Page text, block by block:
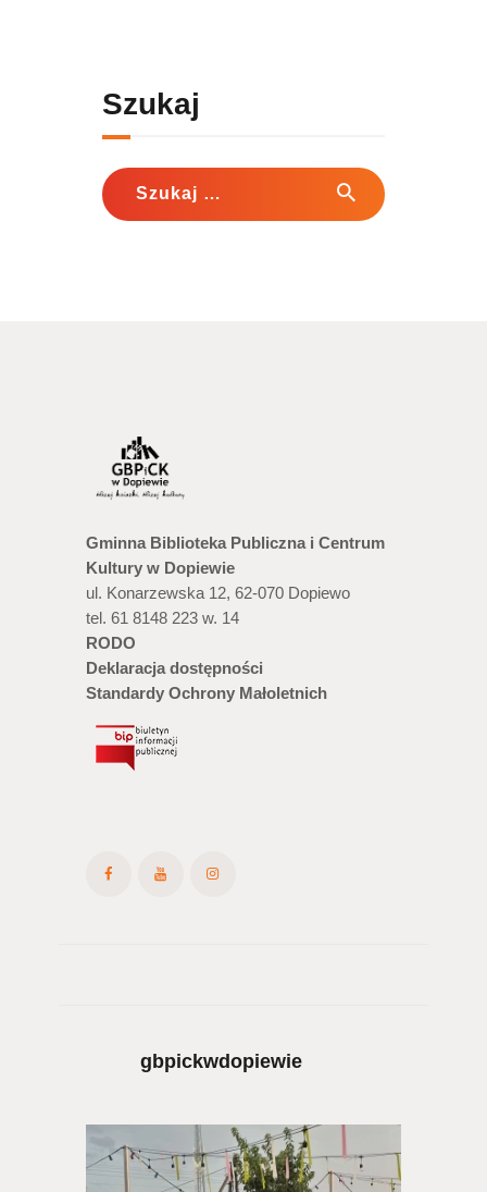
Szukaj
Szukaj:
Gminna Biblioteka Publiczna i Centrum
Kultury w Dopiewie
ul. Konarzewska 12, 62-070 Dopiewo
tel. 61 8148 223 w. 14
RODO
Deklaracja dostępności
Standardy Ochrony Małoletnich
gbpickwdopiewie